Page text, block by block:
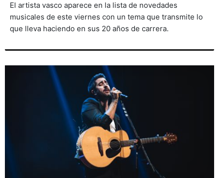
El artista vasco aparece en la lista de novedades
musicales de este viernes con un tema que transmite lo
que lleva haciendo en sus 20 años de carrera.